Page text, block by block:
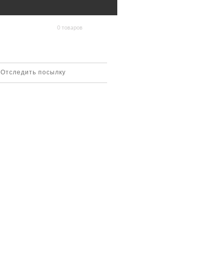
0 товаров
Отследить посылку